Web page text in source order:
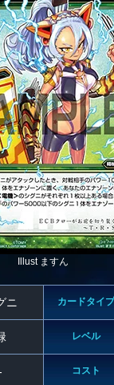
Illust ますん
ニ カードタイプ
レベル
コスト